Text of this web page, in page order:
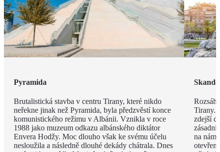
Pyramida
Brutalistická stavba v centru Tirany, které nikdo
neřekne jinak než Pyramida, byla předzvěstí konce
komunistického režimu v Albánii. Vznikla v roce
1988 jako muzeum odkazu albánského diktátor
Envera Hodžy. Moc dlouho však ke svému účelu
nesloužila a následně dlouhé dekády chátrala. Dnes
Tirany.
zdejší
na